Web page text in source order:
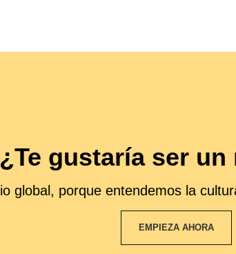
¿Te gustaría ser un
global, porque entendemos la
EMPIEZA AHORA